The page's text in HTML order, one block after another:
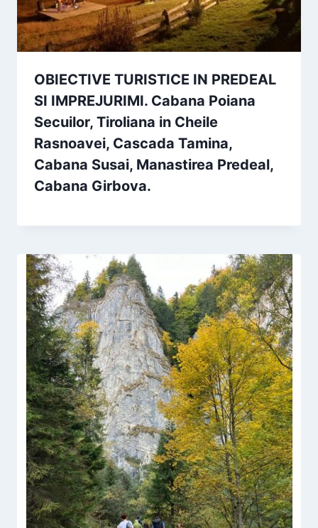
OBIECTIVE TURISTICE IN PREDEAL
SI IMPREJURIMI. Cabana Poiana
Secuilor, Tiroliana in Cheile
Rasnoavei, Cascada Tamina,
Cabana Susai, Manastirea Predeal,
Cabana Girbova.